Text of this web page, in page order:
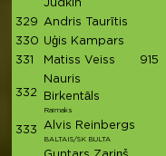
Judkin
329 Andris Taurītis
330
Uģis Kampars
331
Matiss Veiss 915
332
Nauris
Birkentāls
Raimaks
333 Alvis Reinbergs
BALTAIS/SK BULTA